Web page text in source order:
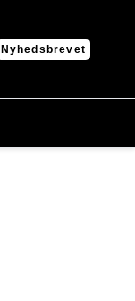
Nyhedsbrevet